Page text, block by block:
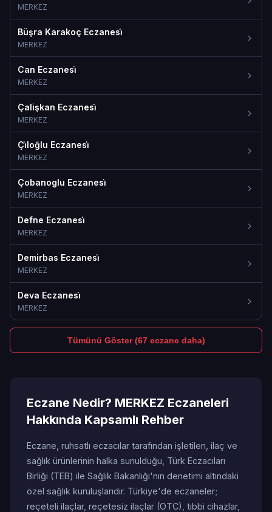
MERKEZ
Büşra Karakoç Eczanesi̇
MERKEZ
Can Eczanesi̇
MERKEZ
Çalişkan Eczanesi̇
MERKEZ
Çi̇loğlu Eczanesi̇
MERKEZ
Çobanoglu Eczanesi̇
MERKEZ
Defne Eczanesi̇
MERKEZ
Demirbas Eczanesi̇
MERKEZ
Deva Eczanesi̇
MERKEZ
Tümünü Göster (67 eczane daha)
Eczane Nedir? MERKEZ Eczaneleri
Hakkında Kapsamlı Rehber
Eczane, ruhsatlı eczacılar tarafından işletilen, ilaç ve
sağlık ürünlerinin halka sunulduğu, Türk Eczacıları
Birliği (TEB) ile Sağlık Bakanlığı'nın denetimi altındaki
özel sağlık kuruluşlarıdır. Türkiye'de eczaneler;
reçeteli ilaçlar, reçetesiz ilaçlar (OTC), tıbbi cihazlar,